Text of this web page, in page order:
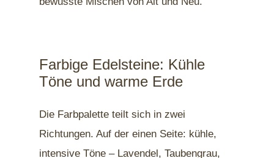
Farbige Edelsteine: Kühle
Töne und warme Erde
Die Farbpalette teilt sich in zwei
Richtungen. Auf der einen Seite: kühle,
intensive Töne – Lavendel, Taubengrau,